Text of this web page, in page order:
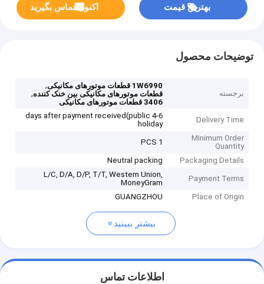
بهترین قیمت اکنون تماس بگیرید
توضیحات محصول
برجسته
1W6990 قطعات موتورهای مکانیکی
,
قطعات موتورهای مکانیکی بین خنک کننده,
3406 قطعات موتورهای مکانیکی
Delivery Time
4-6 days after payment received(public
holiday
Minimum Order
Quantity
1 PCS
Packaging Details
Neutral packing
Payment Terms
L/C, D/A, D/P, T/T, Western Union,
MoneyGram
Place of Origin
GUANGZHOU
بیشتر ببینید
اطلاعات تماس